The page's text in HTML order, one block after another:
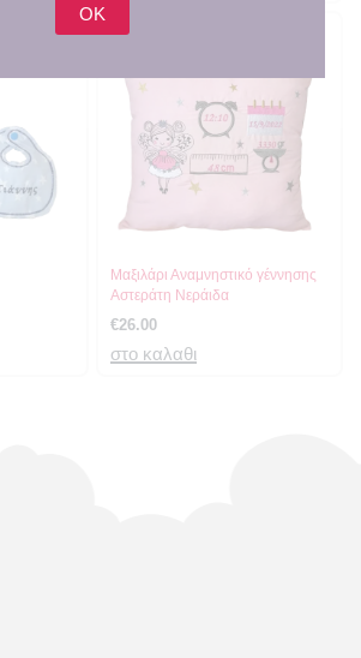
Μαξιλάρι Αναμνηστικό γέννησης
Αστεράτη Νεράιδα
€26.00
στο καλαθι
OK